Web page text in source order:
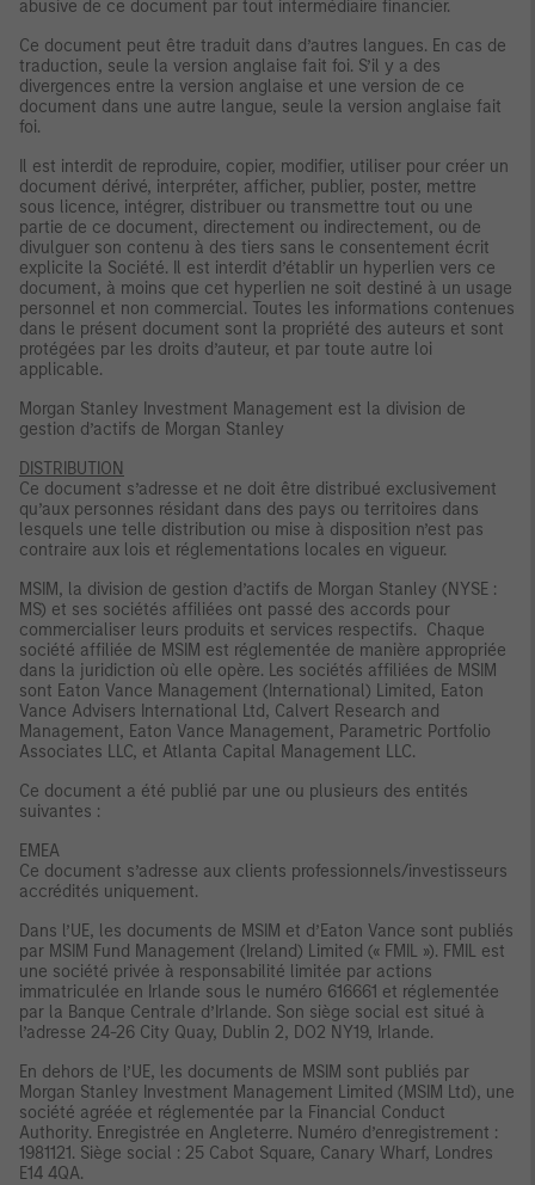
abusive de ce document par tout intermédiaire financier.
Ce document peut être traduit dans d’autres langues. En cas de
traduction, seule la version anglaise fait foi. S’il y a des
divergences entre la version anglaise et une version de ce
document dans une autre langue, seule la version anglaise fait
foi.
Il est interdit de reproduire, copier, modifier, utiliser pour créer un
document dérivé, interpréter, afficher, publier, poster, mettre
sous licence, intégrer, distribuer ou transmettre tout ou une
partie de ce document, directement ou indirectement, ou de
divulguer son contenu à des tiers sans le consentement écrit
explicite la Société. Il est interdit d’établir un hyperlien vers ce
document, à moins que cet hyperlien ne soit destiné à un usage
personnel et non commercial. Toutes les informations contenues
dans le présent document sont la propriété des auteurs et sont
protégées par les droits d’auteur, et par toute autre loi
applicable.
Morgan Stanley Investment Management est la division de
gestion d’actifs de Morgan Stanley
DISTRIBUTION
Ce document s’adresse et ne doit être distribué exclusivement
qu’aux personnes résidant dans des pays ou territoires dans
lesquels une telle distribution ou mise à disposition n’est pas
contraire aux lois et réglementations locales en vigueur.
MSIM, la division de gestion d’actifs de Morgan Stanley (NYSE :
MS) et ses sociétés affiliées ont passé des accords pour
commercialiser leurs produits et services respectifs. Chaque
société affiliée de MSIM est réglementée de manière appropriée
dans la juridiction où elle opère. Les sociétés affiliées de MSIM
sont Eaton Vance Management (International) Limited, Eaton
Vance Advisers International Ltd, Calvert Research and
Management, Eaton Vance Management, Parametric Portfolio
Associates LLC, et Atlanta Capital Management LLC.
Ce document a été publié par une ou plusieurs des entités
suivantes :
EMEA
Ce document s’adresse aux clients professionnels/investisseurs
accrédités uniquement.
Dans l’UE, les documents de MSIM et d’Eaton Vance sont publiés
par MSIM Fund Management (Ireland) Limited (« FMIL »). FMIL est
une société privée à responsabilité limitée par actions
immatriculée en Irlande sous le numéro 616661 et réglementée
par la Banque Centrale d’Irlande. Son siège social est situé à
l’adresse 24-26 City Quay, Dublin 2, DO2 NY19, Irlande.
En dehors de l’UE, les documents de MSIM sont publiés par
Morgan Stanley Investment Management Limited (MSIM Ltd), une
société agréée et réglementée par la Financial Conduct
Authority. Enregistrée en Angleterre. Numéro d’enregistrement :
1981121. Siège social : 25 Cabot Square, Canary Wharf, Londres
E14 4QA.